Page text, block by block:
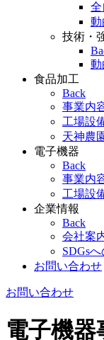
全
動
技術・
動
食品加工
Back
事業内
工場設
天神農
電子機器
Back
事業内
工場設
企業情報
Back
会社案
SDGs
お問い合わせ
お問い合わせ
電子機器